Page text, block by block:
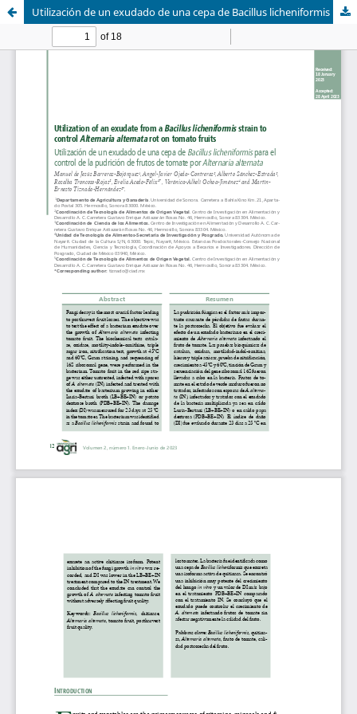
Utilización de un exudado de una cepa de Bacillus licheniformis para el control de la pudrición de frutos de tomate por Alternaria alternata